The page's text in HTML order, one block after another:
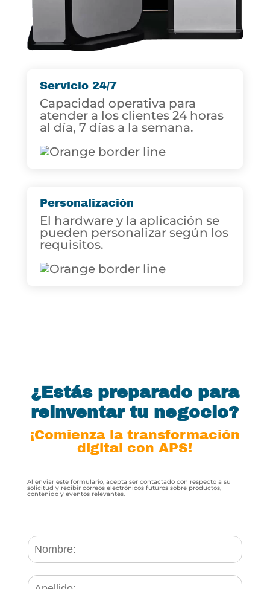
Servicio 24/7
Capacidad operativa para
atender a los clientes 24 horas
al día, 7 días a la semana.
Personalización
El hardware y la aplicación se
pueden personalizar según los
requisitos.
¿Estás preparado para
reinventar tu negocio?
¡Comienza la transformación
digital con APS!
Al enviar este formulario, acepta ser contactado con respecto a su
solicitud y recibir correos electrónicos futuros sobre productos,
contenido y eventos relevantes.
N
a
m
e
L